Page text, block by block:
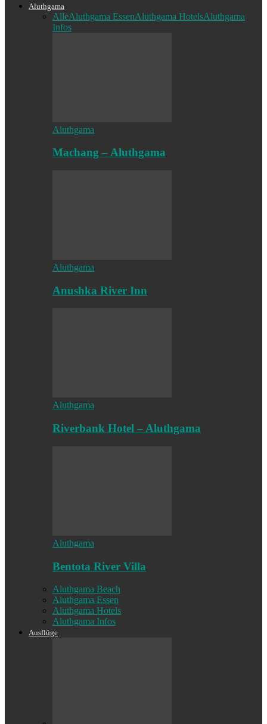
Aluthgama
AlleAluthgama EssenAluthgama HotelsAluthgama
Infos
Aluthgama
Machang – Aluthgama
Aluthgama
Anushka River Inn
Aluthgama
Riverbank Hotel – Aluthgama
Aluthgama
Bentota River Villa
Aluthgama Beach
Aluthgama Essen
Aluthgama Hotels
Aluthgama Infos
Ausflüge